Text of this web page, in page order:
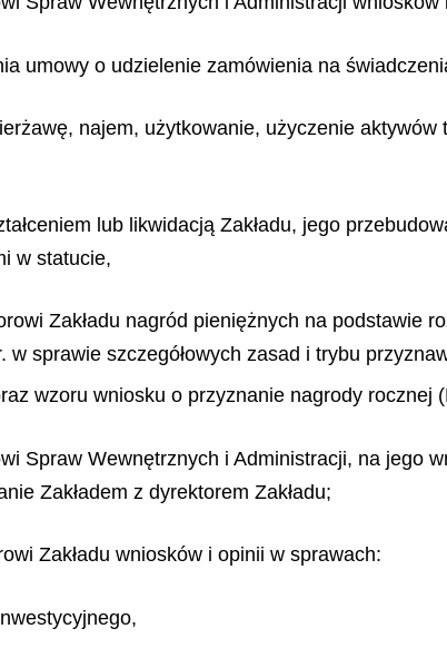
umowy o udzielenie zamówienia na
najem, użytkowanie, użyczenie
lub likwidacją Zakładu, jego
w statucie,
Zakładu nagród pieniężnych na podstawie
w sprawie szczegółowych zasad i trybu
wzoru wniosku o przyznanie nagrody rocznej
Spraw Wewnętrznych i Administracji, na jego
Zakładem z dyrektorem Zakładu;
Zakładu wniosków i opinii w sprawach: